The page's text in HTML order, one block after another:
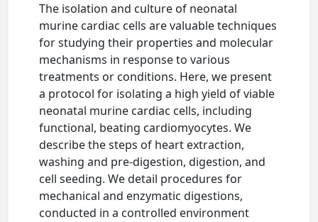
The isolation and culture of neonatal
murine cardiac cells are valuable techniques
for studying their properties and molecular
mechanisms in response to various
treatments or conditions. Here, we present
a protocol for isolating a high yield of viable
neonatal murine cardiac cells, including
functional, beating cardiomyocytes. We
describe the steps of heart extraction,
washing and pre-digestion, digestion, and
cell seeding. We detail procedures for
mechanical and enzymatic digestions,
conducted in a controlled environment